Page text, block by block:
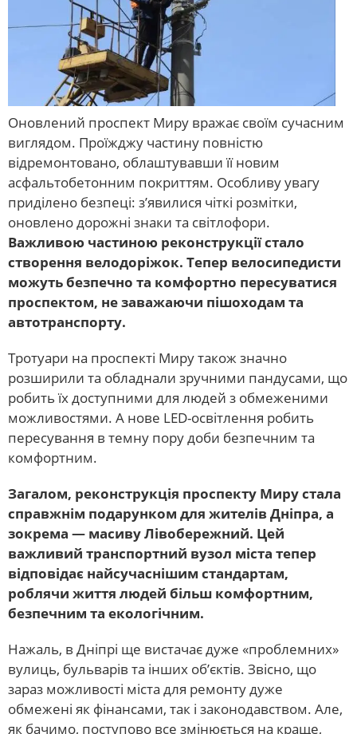
Оновлений проспект Миру вражає своїм сучасним
виглядом. Проїжджу частину повністю
відремонтовано, облаштувавши її новим
асфальтобетонним покриттям. Особливу увагу
приділено безпеці: з’явилися чіткі розмітки,
оновлено дорожні знаки та світлофори.
Важливою частиною реконструкції стало
створення велодоріжок. Тепер велосипедисти
можуть безпечно та комфортно пересуватися
проспектом, не заважаючи пішоходам та
автотранспорту.
Тротуари на проспекті Миру також значно
розширили та обладнали зручними пандусами, що
робить їх доступними для людей з обмеженими
можливостями. А нове LED-освітлення робить
пересування в темну пору доби безпечним та
комфортним.
Загалом, реконструкція проспекту Миру стала
справжнім подарунком для жителів Дніпра, а
зокрема — масиву Лівобережний. Цей
важливий транспортний вузол міста тепер
відповідає найсучаснішим стандартам,
роблячи життя людей більш комфортним,
безпечним та екологічним.
Нажаль, в Дніпрі ще вистачає дуже «проблемних»
вулиць, бульварів та інших об’єктів. Звісно, що
зараз можливості міста для ремонту дуже
обмежені як фінансами, так і законодавством. Але,
як бачимо, поступово все змінюється на краще,